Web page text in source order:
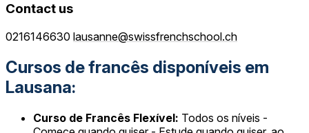
Contact us
0216146630 lausanne@swissfrenchschool.ch
Cursos de francês disponíveis em
Lausana:
Curso de Francês Flexível: Todos os níveis -